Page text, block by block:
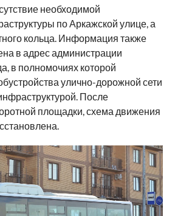
необходимой
по Аркажской улице, а
кольца. Информация также
в адрес администрации
в полномочиях которой
улично-дорожной сети
После
площадки, схема движения